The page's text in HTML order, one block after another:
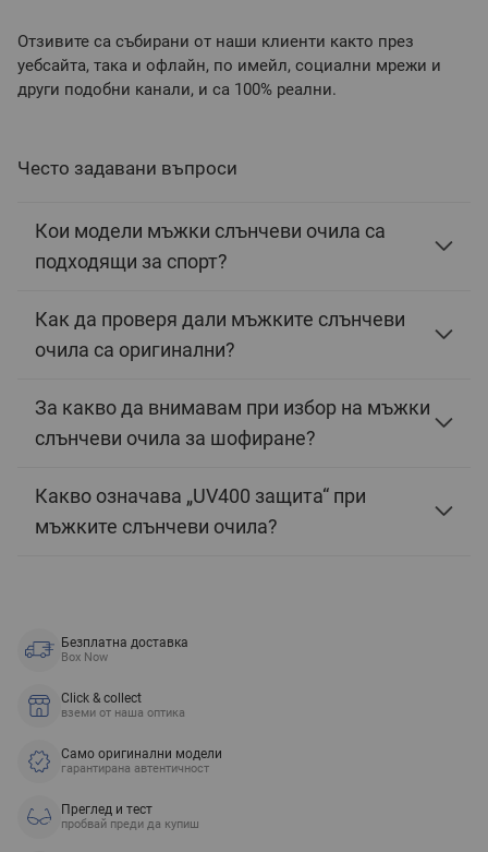
Отзивите са събирани от наши клиенти както през
уебсайта, така и офлайн, по имейл, социални мрежи и
други подобни канали, и са 100% реални.
Често задавани въпроси
Кои модели мъжки слънчеви очила са
подходящи за спорт?
Как да проверя дали мъжките слънчеви
очила са оригинални?
За какво да внимавам при избор на мъжки
слънчеви очила за шофиране?
Какво означава „UV400 защита“ при
мъжките слънчеви очила?
Безплатна доставка
Box Now
Click & collect
вземи от наша оптика
Само оригинални модели
гарантирана автентичност
Преглед и тест
пробвай преди да купиш